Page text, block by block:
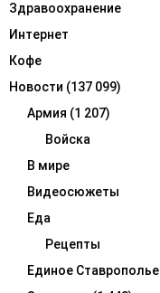
Здравоохранение
Интернет
Кофе
Новости (137 099)
Армия (1 207)
Войска
В мире
Видеосюжеты
Еда
Рецепты
Единое Ставрополье